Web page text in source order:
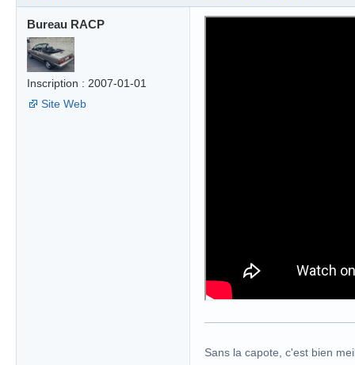
Bureau RACP
Inscription : 2007-01-01
Site Web
Sans la capote, c'est bien